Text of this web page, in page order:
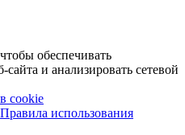
обеспечивать
и анализировать сетевой
cookie
Правила использования